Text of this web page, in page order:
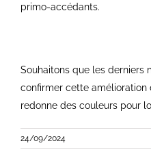
primo-accédants.
Souhaitons que les derniers
confirmer cette
redonne des couleurs pour
24/09/2024